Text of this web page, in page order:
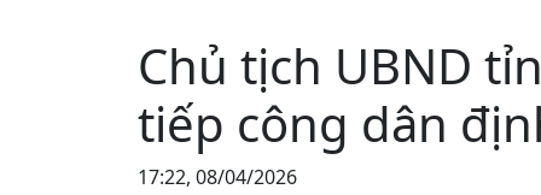
Chủ tịch UBND
tiếp công dân
17:22, 08/04/2026